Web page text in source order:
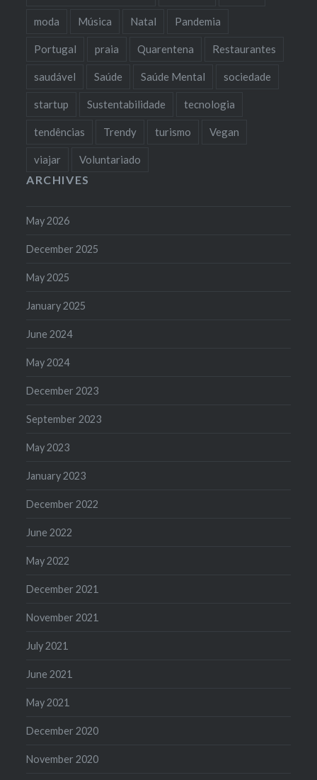
moda Música Natal Pandemia
Portugal praia Quarentena Restaurantes
saudável Saúde Saúde Mental sociedade
startup Sustentabilidade tecnologia
tendências Trendy turismo Vegan
viajar Voluntariado
ARCHIVES
May 2026
December 2025
May 2025
January 2025
June 2024
May 2024
December 2023
September 2023
May 2023
January 2023
December 2022
June 2022
May 2022
December 2021
November 2021
July 2021
June 2021
May 2021
December 2020
November 2020